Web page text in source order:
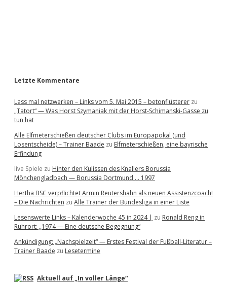
Letzte Kommentare
Lass mal netzwerken – Links vom 5. Mai 2015 – betonflüsterer zu
„Tatort“ — Was Horst Szymaniak mit der Horst-Schimanski-Gasse zu
tun hat
Alle Elfmeterschießen deutscher Clubs im Europapokal (und
Losentscheide) – Trainer Baade zu Elfmeterschießen, eine bayrische
Erfindung
live Spiele zu Hinter den Kulissen des Knallers Borussia
Mönchengladbach — Borussia Dortmund … 1997
Hertha BSC verpflichtet Armin Reutershahn als neuen Assistenzcoach!
– Die Nachrichten zu Alle Trainer der Bundesliga in einer Liste
Lesenswerte Links – Kalenderwoche 45 in 2024 | zu Ronald Reng in
Ruhrort: „1974 — Eine deutsche Begegnung“
Ankündigung: „Nachspielzeit“ — Erstes Festival der Fußball-Literatur –
Trainer Baade zu Lesetermine
Aktuell auf „In voller Länge“